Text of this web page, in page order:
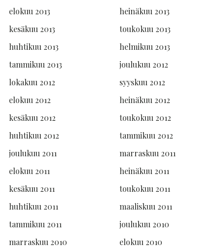
elokuu 2013
heinäkuu 2013
kesäkuu 2013
toukokuu 2013
huhtikuu 2013
helmikuu 2013
tammikuu 2013
joulukuu 2012
lokakuu 2012
syyskuu 2012
elokuu 2012
heinäkuu 2012
kesäkuu 2012
toukokuu 2012
huhtikuu 2012
tammikuu 2012
joulukuu 2011
marraskuu 2011
elokuu 2011
heinäkuu 2011
kesäkuu 2011
toukokuu 2011
huhtikuu 2011
maaliskuu 2011
tammikuu 2011
joulukuu 2010
marraskuu 2010
elokuu 2010